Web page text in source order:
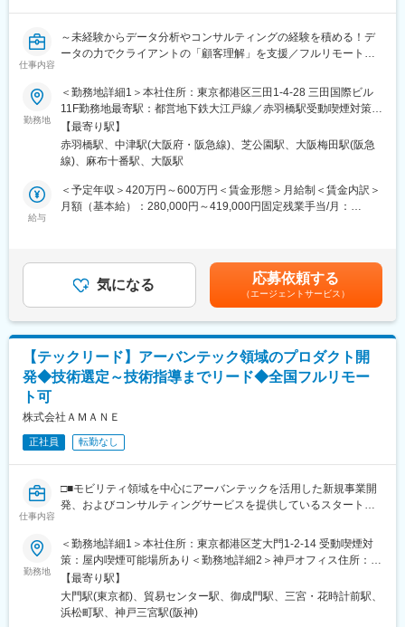
当社では残業時間削減の取組みを行い、成果を上げています。
社員の意識を変えていくところから始まり、業務改善、変形労働
時間制の導入、ノー残業デーや22時以降の残業不可などを実施し
対応を横断して担うため、経営企画と現場実行の両方に関わる点
が特長。視座と視野を一気に広げたい方に大きな手応えがありま
■働く環境・教育体制
・本部所属は少数精鋭の約70名。20～30代のメンバーを中心に、
40～50代も含めエネルギーのある組織です（平均年齢約35歳／
2025年4月時点）。
・OJTで案件に入りながら実務を習得（独り立ちは1～3年を想
定）
は約70名とコンパクトながら、複数の医療法人の経営改善をリー
ドしています。平均年齢は約35歳で、「世界一のヘルスケアカン
パニーを創る」というビジョンのもと、医療と経営の両面から地
変更の範囲：会社の定める業務
仕事内容
～未経験からデータ分析やコンサルティングの経験を積める！デ
ータの力でクライアントの「顧客理解」を支援／フルリモート＆
■募集概要：
「データ」の活用によりクライアントの経営課題・事業課題解決
を支援する当社にて、ビジネスエンジニアを募集いたします。
入社時点でデータの専門家でなくとも構いません。顧客との対話
を通じて課題とニーズを正しく捉え、当社内に蓄積された事例や
優秀なアナリストチームの力を活用しながら全体絵を描いていく
ポジションであり、異業種、エンジニア未経験から入社したメン
ってくださる方を広く歓迎します。
■業務の流れ：
3．顧客の課題/ニーズを具体的なシステム要件や業務要件に落と
し込む
サイエンティストと協力してデータ分析を進める
ンプライアンスなど考慮すべき点をシステム要件や業務要件に反
7．PL/PMの指示にもとづき開発/運用フェーズの課題抽出/改善施
策の立案、プロジェクト計画の策定、見積り作成
■入社後の流れ：
まずは当社のデータ分析研修を受講いただき、当社ならではの方
法論やSQLの記法等を身につけていただきます。その後は、プロ
グラミングやテストなどの実務を通じてテクニカルスキルを磨き
つつ、一方で「ビジネスとつながるテストパターンの検討」「ア
勤務地
＜勤務地詳細1＞本社住所：東京都港区三田1-4-28 三田国際ビル
11F勤務地最寄駅：都営地下鉄大江戸線／赤羽橋駅受動喫煙対策：
屋内全面禁煙＜勤務地詳細2＞大阪オフィス住所：大阪府大阪市北
区大深町6番38号 グラングリーン大阪 北館 JAM BASE 4階
JAM-STUDIO 404号室勤務地最寄駅：JR線／大阪駅受動喫煙対
モートワーク含む）
【最寄り駅】
赤羽橋駅、中津駅(大阪府・阪急線)、芝公園駅、大阪梅田駅(阪急
線)、麻布十番駅、大阪駅
給与
＜予定年収＞420万円～600万円＜賃金形態＞月給制＜賃金内訳＞
月額（基本給）：280,000円～419,000円固定残業手当/月：
オファー年収はご経験・スキルに応じて決定いたします。※リアル
タイムプロモーションという評価制度があり、毎月昇給の機会が
あります。一般的な半年または1年に1度の機会を待たずとも実績
が給与に反映されるため、過去には入社2ヶ月で給与UPを叶えた
社員もおります。賃金はあくまでも目安の金額であり、選考を通
じて上下する可能性があります。月給(月額)は固定手当を含めた表
記です。
気になる 応募依頼する
（エージェントサービス）
【テックリード】アーバンテック領域のプロダクト開
発◆技術選定～技術指導までリード◆全国フルリモー
ト可
株式会社ＡＭＡＮＥ
正社員 転勤なし
仕事内容
□■モビリティ領域を中心にアーバンテックを活用した新規事業開
発、およびコンサルティングサービスを提供しているスタートア
◎大型・新規事業に携わることができる
◎クライアントと共にサービスモデルを検討し、システム開発に
取り組むテックリード
■業務概要：
勤務地
＜勤務地詳細1＞本社住所：東京都港区芝大門1-2-14 受動喫煙対
策：屋内喫煙可能場所あり＜勤務地詳細2＞神戸オフィス住所：兵
庫県神戸市中央区磯辺通3-1-2 受動喫煙対策：屋内喫煙可能場所あ
り変更の範囲：会社の定める事業所（リモートワーク含む）
【最寄り駅】
大門駅(東京都)、貿易センター駅、御成門駅、三宮・花時計前駅、
浜松町駅、神戸三宮駅(阪神)